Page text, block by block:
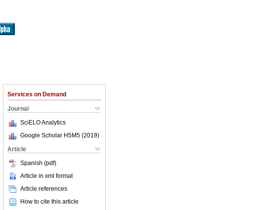
Services on Demand
Journal
SciELO Analytics
Google Scholar H5M5 (2019)
Article
Spanish (pdf)
Article in xml format
Article references
How to cite this article